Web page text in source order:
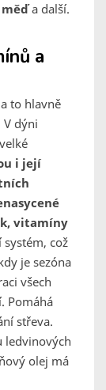
měďa další.
a
to hlavně
dýni
i její
vitamíny
což
je sezóna
všech
Pomáhá
střeva.
ledvinových
olej má